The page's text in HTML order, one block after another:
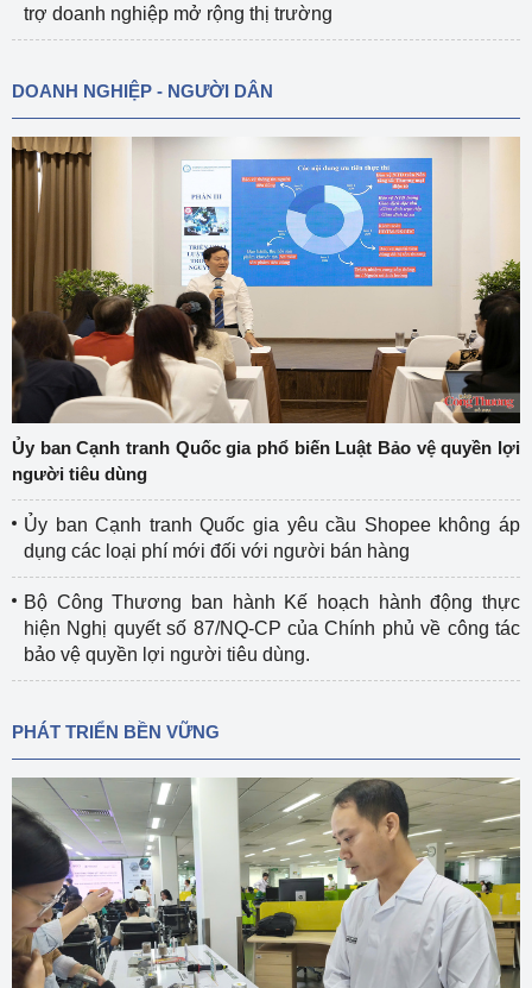
trợ doanh nghiệp mở rộng thị trường
DOANH NGHIỆP - NGƯỜI DÂN
Ủy ban Cạnh tranh Quốc gia phổ biến Luật Bảo vệ quyền lợi
người tiêu dùng
Ủy ban Cạnh tranh Quốc gia yêu cầu Shopee không áp
dụng các loại phí mới đối với người bán hàng
Bộ Công Thương ban hành Kế hoạch hành động thực
hiện Nghị quyết số 87/NQ-CP của Chính phủ về công tác
bảo vệ quyền lợi người tiêu dùng.
PHÁT TRIỂN BỀN VỮNG